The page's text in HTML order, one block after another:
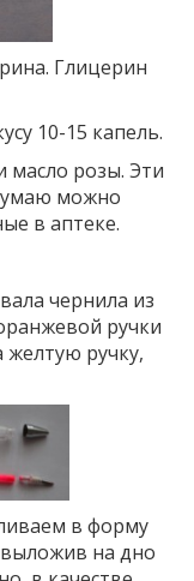
Глицерин
10-15 капель.
масло розы. Эти
можно
в аптеке.
чернила из
ручки
желтую ручку,
в форму
на дно